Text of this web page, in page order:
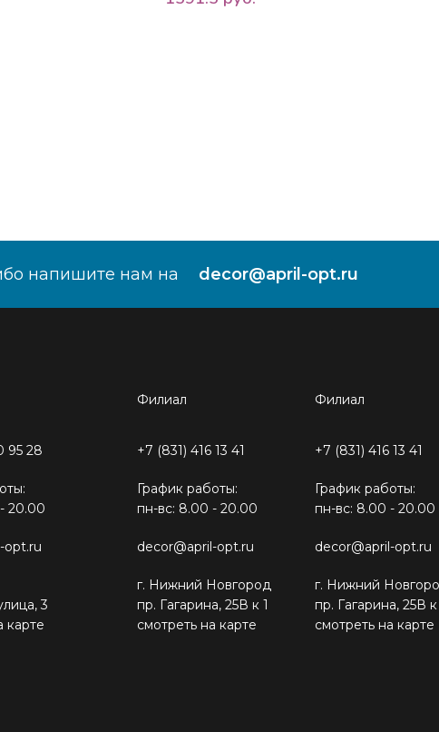
напишите нам на decor@april-opt.ru
95 28
20.00
opt.ru
3
карте
Филиал
+7 (831) 416 13 41
График работы:
пн-вс: 8.00 - 20.00
decor@april-opt.ru
г. Нижний Новгород
пр. Гагарина, 25В к 1
смотреть на карте
Филиал
+7 (831) 416 13 41
График работы:
пн-вс: 8.00 - 20.00
decor@april-opt.ru
г. Нижний
пр. Гагарина, 25В к
смотреть на карте